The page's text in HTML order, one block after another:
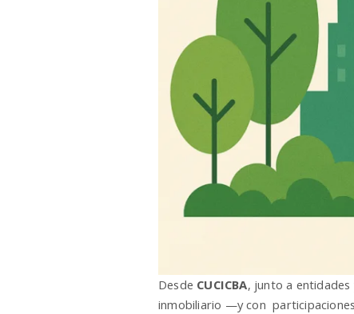
Desde CUCICBA, junto a
inmobiliario —y con